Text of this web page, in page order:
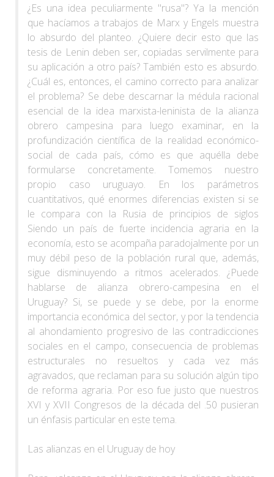
¿Es una idea peculiarmente "rusa"? Ya la mención
que hacíamos a trabajos de Marx y Engels muestra
lo absurdo del planteo. ¿Quiere decir esto que las
tesis de Lenin deben ser, copiadas servilmente para
su aplicación a otro país? También esto es absurdo.
¿Cuál es, entonces, el camino correcto para analizar
el problema? Se debe descarnar la médula racional
esencial de la idea marxista-leninista de la alianza
obrero campesina para luego examinar, en la
profundización científica de la realidad económico-
social de cada país, cómo es que aquélla debe
formularse concretamente. Tomemos nuestro
propio caso uruguayo. En los parámetros
cuantitativos, qué enormes diferencias existen si se
le compara con la Rusia de principios de siglos
Siendo un país de fuerte incidencia agraria en la
economía, esto se acompaña paradojalmente por un
muy débil peso de la población rural que, además,
sigue disminuyendo a ritmos acelerados. ¿Puede
hablarse de alianza obrero-campesina en el
Uruguay? Si, se puede y se debe, por la enorme
importancia económica del sector, y por la tendencia
al ahondamiento progresivo de las contradicciones
sociales en el campo, consecuencia de problemas
estructurales no resueltos y cada vez más
agravados, que reclaman para su solución algún tipo
de reforma agraria. Por eso fue justo que nuestros
XVI y XVII Congresos de la década del .50 pusieran
un énfasis particular en este tema.
Las alianzas en el Uruguay de hoy